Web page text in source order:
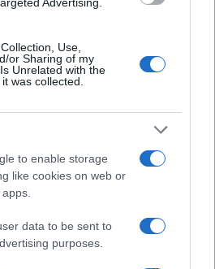
Use,
or Sharing of my
Unrelated with the
was collected.
to enable storage
like cookies on web or
data to be sent to
purposes.
la realtà la snobbano